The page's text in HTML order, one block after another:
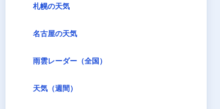
札幌の天気
名古屋の天気
雨雲レーダー（全国）
天気（週間）